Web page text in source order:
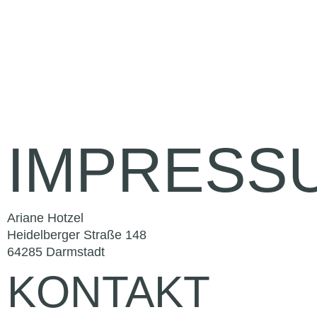
Ariane Hotzel
Heidelberger Straße 148
64285 Darmstadt
KONTAKT